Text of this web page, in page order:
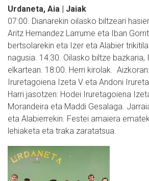
Urdaneta, Aia | Jaiak
07:00. Dianarekin oilasko biltzeari
Aritz Hernandez Larrume eta Iban
bertsolarekin eta Izer eta Alabier
nagusia. 14:30. Oilasko biltze bazkaria,
elkartean. 18:00. Herri kirolak.
Iruretagoiena Izeta V eta Andoni
Harri jasotzen: Hodei Iruretagoiena
Morandeira eta Maddi Gesalaga.
eta Alabierrekin. Festei amaiera
lehiaketa eta traka zaratatsua.